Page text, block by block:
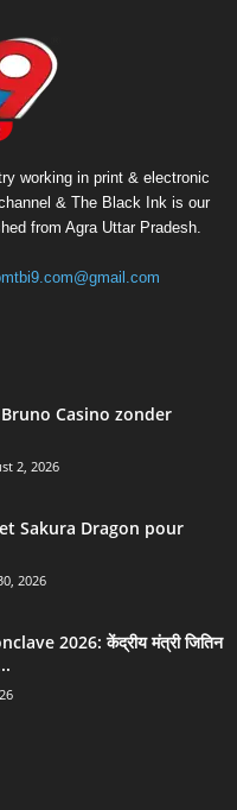
working in print & electronic
& The Black Ink is our
from Agra Uttar Pradesh.
Casino zonder
2, 2026
Sakura Dragon pour
2026
2026: केंद्रीय मंत्री जितिन